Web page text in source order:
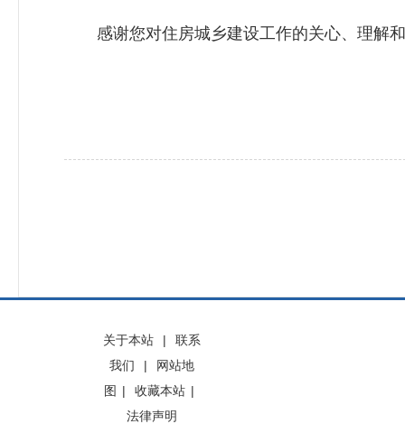
感谢您对住房城乡建设工作的关心、理解
关于本站 |
联系
我们
|
网站地
图 | 收藏本站 |
法律声明